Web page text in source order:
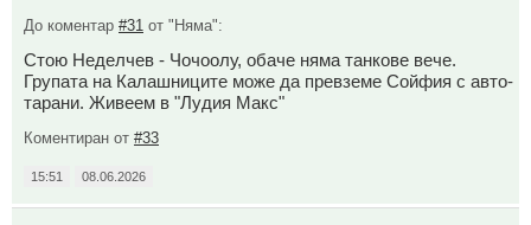
До коментар #31 от "Няма":
Стою Неделчев - Чочоолу, обаче няма танкове вече.
Групата на Калашниците може да превземе Сойфия с авто-
тарани. Живеем в "Лудия Макс"
Коментиран от #33
15:51 08.06.2026